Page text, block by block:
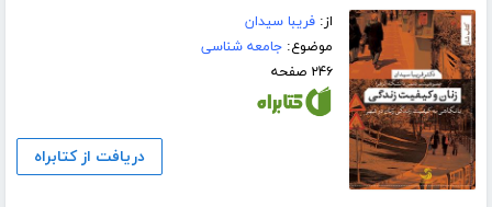
از:فریبا سیدان
موضوع:جامعه شناسی
۲۴۶ صفحه
دریافت از کتابراه